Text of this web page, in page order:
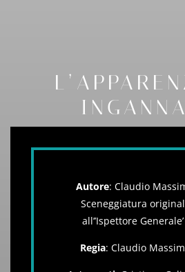
INGANNA
Autore: Claudio
Sceneggiatura
all’’Ispettore
Regia: Claudio